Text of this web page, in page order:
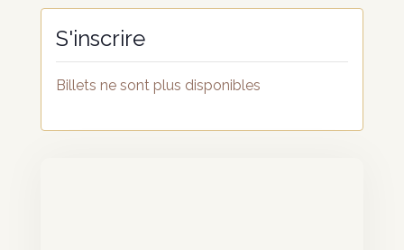
Billets ne sont plus disponibles